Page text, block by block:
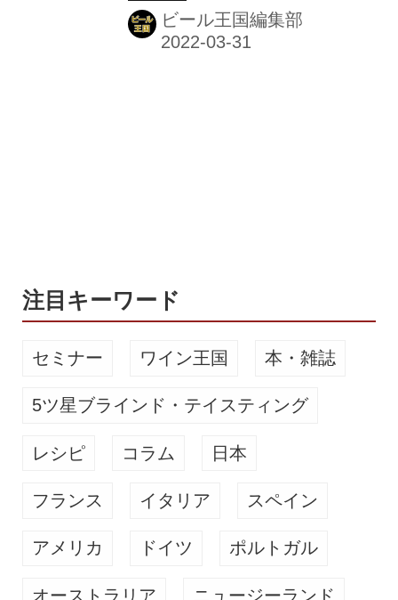
で公共空間を市民がシェアする社会実
験にルーツをもち、ビールの醸造を通
ビール王国編集部
注目キーワード
セミナー ワイン王国 本・雑誌
5ツ星ブラインド・テイスティング
レシピ コラム 日本
フランス イタリア スペイン
アメリカ ドイツ ポルトガル
オーストラリア ニュージーランド